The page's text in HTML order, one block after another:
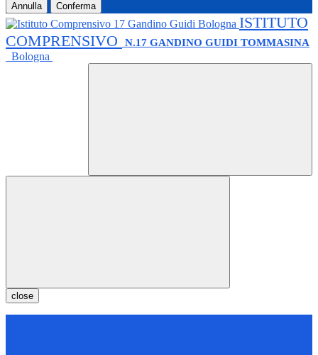
Annulla Conferma
ISTITUTO
COMPRENSIVO
N.17 GANDINO GUIDI TOMMASINA
Bologna
close